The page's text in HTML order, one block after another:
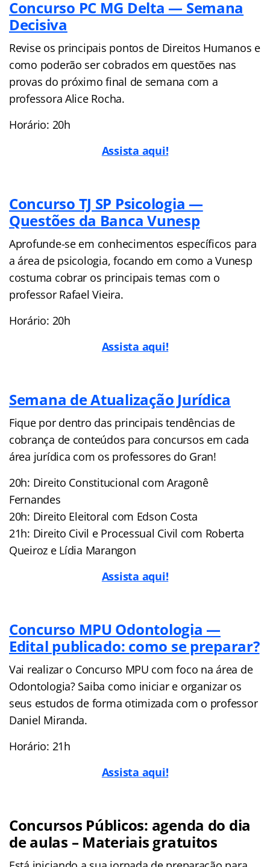
Concurso PC MG Delta — Semana
Decisiva
Revise os principais pontos de Direitos Humanos e
como poderão ser cobrados em questões nas
provas do próximo final de semana com a
professora Alice Rocha.
Horário: 20h
Assista aqui!
Concurso TJ SP Psicologia —
Questões da Banca Vunesp
Aprofunde-se em conhecimentos específicos para
a área de psicologia, focando em como a Vunesp
costuma cobrar os principais temas com o
professor Rafael Vieira.
Horário: 20h
Assista aqui!
Semana de Atualização Jurídica
Fique por dentro das principais tendências de
cobrança de conteúdos para concursos em cada
área jurídica com os professores do Gran!
20h: Direito Constitucional com Aragonê
Fernandes
20h: Direito Eleitoral com Edson Costa
21h: Direito Civil e Processual Civil com Roberta
Queiroz e Lídia Marangon
Assista aqui!
Concurso MPU Odontologia —
Edital publicado: como se preparar?
Vai realizar o Concurso MPU com foco na área de
Odontologia? Saiba como iniciar e organizar os
seus estudos de forma otimizada com o professor
Daniel Miranda.
Horário: 21h
Assista aqui!
Concursos Públicos: agenda do dia
de aulas – Materiais gratuitos